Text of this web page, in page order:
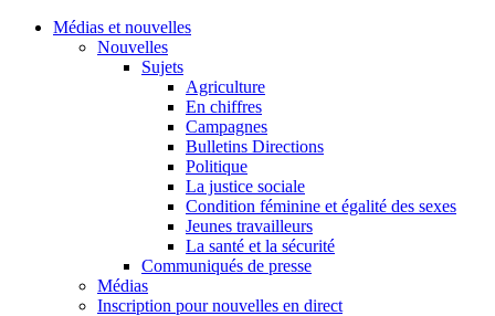
Médias et nouvelles
Nouvelles
Sujets
Agriculture
En chiffres
Campagnes
Bulletins Directions
Politique
La justice sociale
Condition féminine et égalité des sexes
Jeunes travailleurs
La santé et la sécurité
Communiqués de presse
Médias
Inscription pour nouvelles en direct